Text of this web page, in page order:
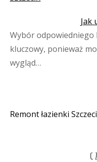
Jak
Wybór
kluczowy, ponieważ
wygląd…
Nawigacja
Remont łazienki